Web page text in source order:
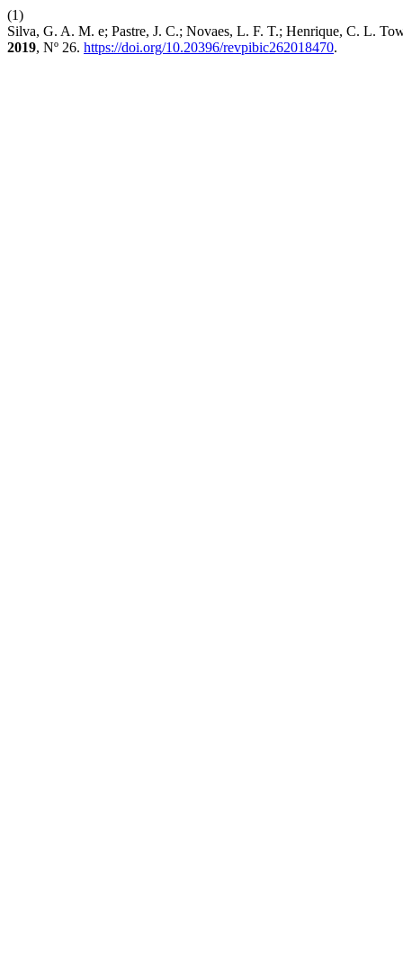
(1)
Silva, G. A. M. e; Pastre, J. C.; Novaes, L. F. T.; Henrique, C. L.
2019, Nº 26. https://doi.org/10.20396/revpibic262018470.